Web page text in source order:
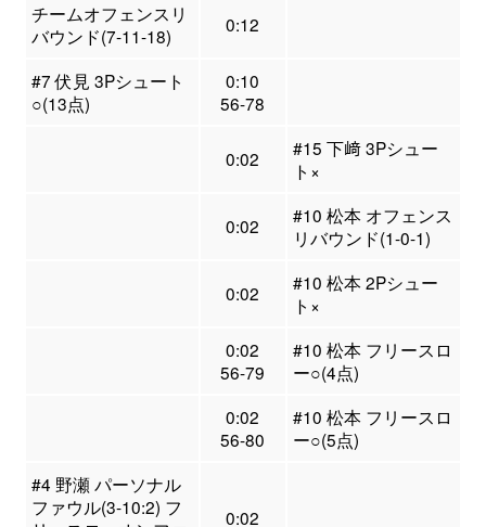
チームオフェンスリ
バウンド(7-11-18)
0:12
#7 伏見 3Pシュート
○(13点)
0:10
56-78
0:02
#15 下﨑 3Pシュー
ト×
0:02
#10 松本 オフェンス
リバウンド(1-0-1)
0:02
#10 松本 2Pシュー
ト×
0:02
56-79
#10 松本 フリースロ
ー○(4点)
0:02
56-80
#10 松本 フリースロ
ー○(5点)
#4 野瀬 パーソナル
ファウル(3-10:2) フ
0:02